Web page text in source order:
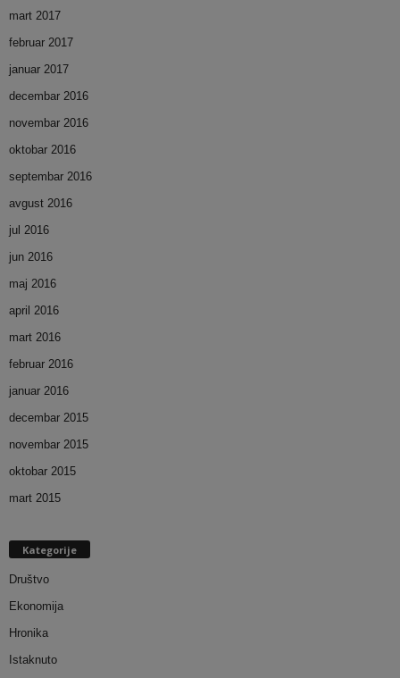
mart 2017
februar 2017
januar 2017
decembar 2016
novembar 2016
oktobar 2016
septembar 2016
avgust 2016
jul 2016
jun 2016
maj 2016
april 2016
mart 2016
februar 2016
januar 2016
decembar 2015
novembar 2015
oktobar 2015
mart 2015
Kategorije
Društvo
Ekonomija
Hronika
Istaknuto